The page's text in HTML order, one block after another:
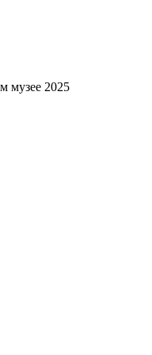
музее 2025